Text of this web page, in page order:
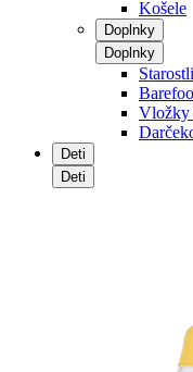
Košele
Doplnky
Doplnky
Vložky
Deti
Deti